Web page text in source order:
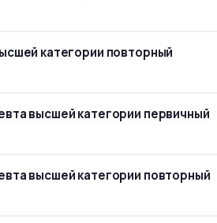
категории повторный
высшей категории первичный
высшей категории повторный